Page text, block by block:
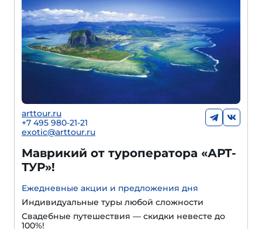
arttour.ru
+7 495 980-21-21
exotic@arttour.ru
Маврикий от туроператора «АРТ-
ТУР»!
Ежедневные акции и предложения дня
Индивидуальные туры любой сложности
Свадебные путешествия — скидки невесте до
100%!